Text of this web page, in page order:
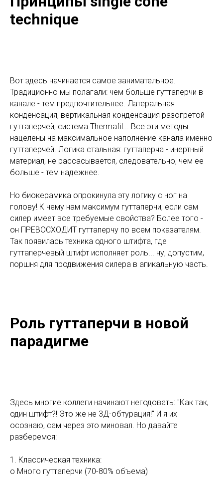
technique
Вот здесь начинается самое занимательное.
Традиционно мы полагали: чем больше гуттаперчи в
канале - тем предпочтительнее. Латеральная
конденсация, вертикальная конденсация разогретой
гуттаперчей, система Thermafil... Все эти методы
нацелены на максимальное наполнение канала именно
гуттаперчей. Логика стальная: гуттаперча - инертный
материал, не рассасывается, следовательно, чем ее
больше - тем надежнее.
Но биокерамика опрокинула эту логику с ног на
голову! К чему нам максимум гуттаперчи, если сам
силер имеет все требуемые свойства? Более того -
он ПРЕВОСХОДИТ гуттаперчу по всем показателям.
Так появилась техника одного штифта, где
гуттаперчевый штифт исполняет роль... ну, допустим,
поршня для продвижения силера в апикальную часть.
Роль гуттаперчи в новой
парадигме
Здесь многие коллеги начинают негодовать: "Как так,
один штифт?! Это же не 3Д-обтурация!" И я их
осознаю, сам через это миновал. Но давайте
разберемся:
1. Классическая техника:
o Много гуттаперчи (70-80% объема)